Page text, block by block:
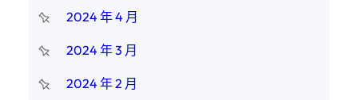
2024 年 4 月
2024 年 3 月
2024 年 2 月